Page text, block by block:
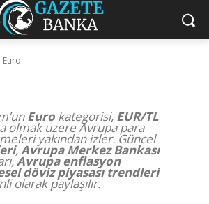
Euro
Euro kategorisi, EUR/TL
olmak üzere Avrupa para
yakından izler. Güncel
,Avrupa Merkez Bankası
Avrupa enflasyon
döviz piyasası trendleri
olarak paylaşılır.